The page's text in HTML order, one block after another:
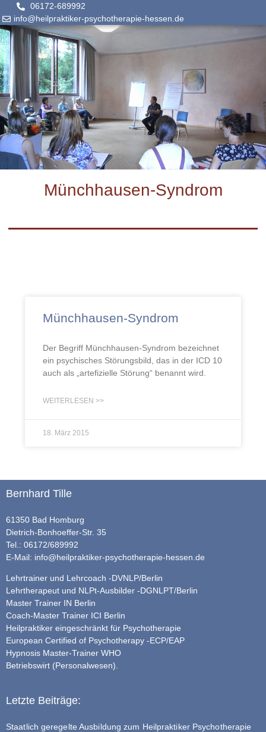
06172-689992
info@heilpraktiker-psychotherapie-hessen.de
Münchhausen-Syndrom
Münchhausen-Syndrom
Der Begriff Münchhausen-Syndrom bezeichnet
ein psychisches Störungsbild, das in der ICD 10
auch als „artefizielle Störung“ benannt wird.
WEITERLESEN >>
18. März 2015
Bernhard Tille
61350 Bad Homburg
Dietrich-Bonhoeffer-Str. 35
Tel.: 06172/689992
E-Mail: info@heilpraktiker-psychotherapie-hessen.de
Lehrtrainer und Lehrcoach -DVNLP/Berlin
Lehrtherapeut und NLPt-Ausbilder -DGNLPT/Berlin
Master Trainer IN Berlin
Coach-Master Trainer ICI Berlin
Heilpraktiker eingeschränkt für Psychotherapie
European Certified of Psychotherapy -ECP/EAP
Hypnosis Master-Trainer WHO
Betriebswirt (Personalwesen).
Letzte Beiträge:
Staatlich geregelte Ausbildung zum Heilpraktiker Psychotherapie